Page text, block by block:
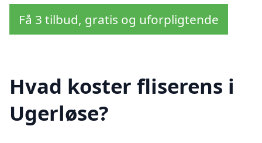
Få 3 tilbud, gratis og uforpligtende
Hvad koster fliserens i
Ugerløse?